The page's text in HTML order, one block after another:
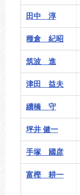
田中 淳
種倉 紀昭
筑波 進
津田 益夫
續橋 守
坪井 健一
手塚 國彦
富樫 耕一